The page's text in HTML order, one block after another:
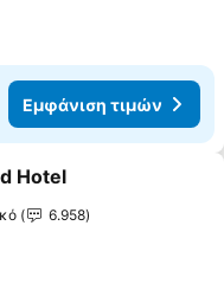
Εμφάνιση τιμών
στα αγαπημένα
Hotel
6.958